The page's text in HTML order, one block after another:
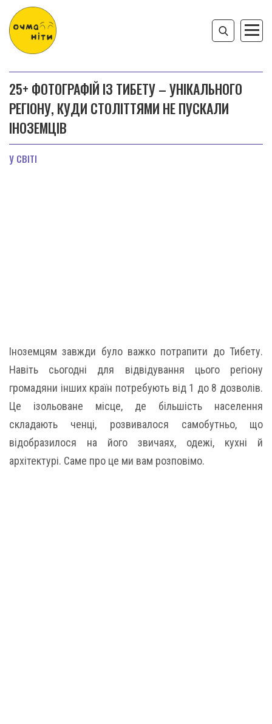
25+ ФОТОГРАФІЙ ІЗ ТИБЕТУ – УНІКАЛЬНОГО
РЕГІОНУ, КУДИ СТОЛІТТЯМИ НЕ ПУСКАЛИ
ІНОЗЕМЦІВ
У СВІТІ
Іноземцям завжди було важко потрапити до Тибету.
Навіть сьогодні для відвідування цього регіону
громадяни інших країн потребують від 1 до 8 дозволів.
Це ізольоване місце, де більшість населення
складають ченці, розвивалося самобутньо, що
відобразилося на його звичаях, одежі, кухні й
архітектурі. Саме про це ми вам розповімо.